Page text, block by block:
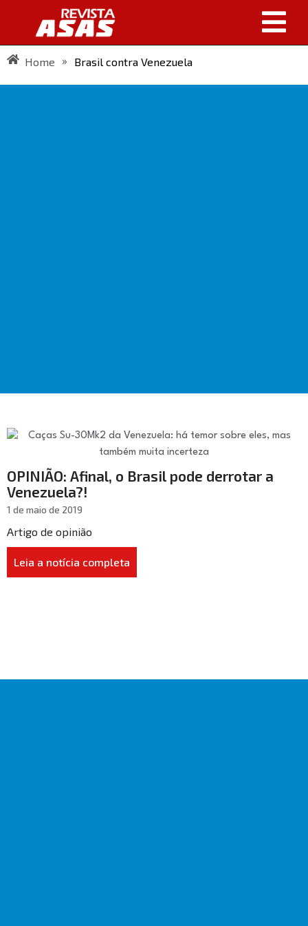
Home » Brasil contra Venezuela
OPINIÃO: Afinal, o Brasil pode derrotar a
Venezuela?!
1 de maio de 2019
Artigo de opinião
Leia a notícia completa